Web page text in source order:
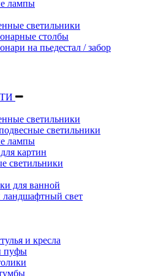
лампы
светильники
столбы
на пьедестал / забор
светильники
светильники
лампы
картин
светильники
для ванной
свет
и кресла
пуфы